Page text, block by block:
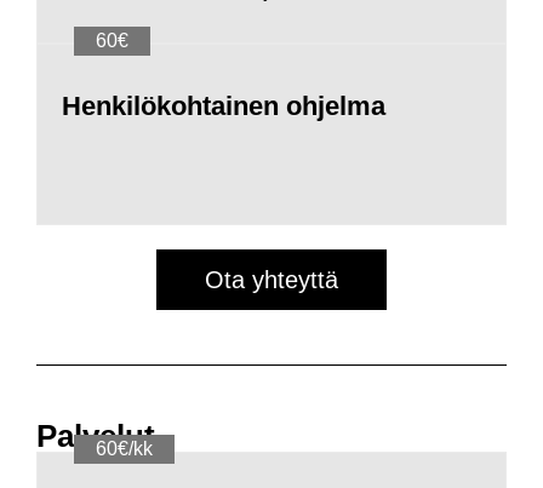
60€
Henkilökohtainen ohjelma
Ota yhteyttä
Palvelut
60€/kk